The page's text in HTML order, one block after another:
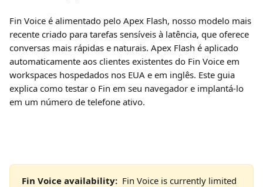
Fin Voice é alimentado pelo Apex Flash, nosso modelo mais
recente criado para tarefas sensíveis à latência, que oferece
conversas mais rápidas e naturais. Apex Flash é aplicado
automaticamente aos clientes existentes do Fin Voice em
workspaces hospedados nos EUA e em inglês. Este guia
explica como testar o Fin em seu navegador e implantá-lo
em um número de telefone ativo.
Fin Voice availability: Fin Voice is currently limited